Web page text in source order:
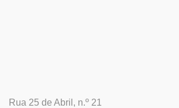
Rua 25 de Abril, n.º 21